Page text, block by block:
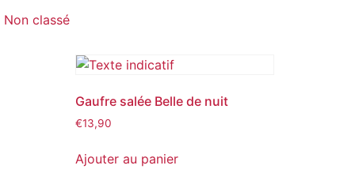
Non classé
Gaufre salée Belle de nuit
€13,90
Ajouter au panier